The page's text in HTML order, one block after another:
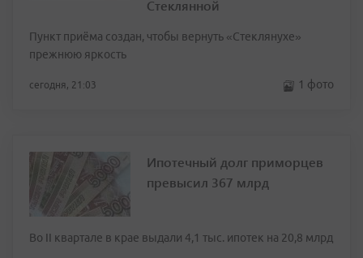
Стеклянной
Пункт приёма создан, чтобы вернуть «Стеклянухе»
прежнюю яркость
сегодня, 21:03 1 фото
Ипотечный долг приморцев
превысил 367 млрд
Во II квартале в крае выдали 4,1 тыс. ипотек на 20,8 млрд